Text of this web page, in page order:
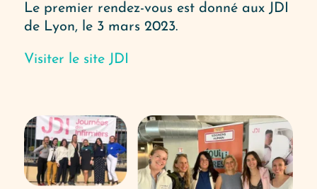
Le premier rendez-vous est donné aux JDI
de Lyon, le 3 mars 2023.
Visiter le site JDI